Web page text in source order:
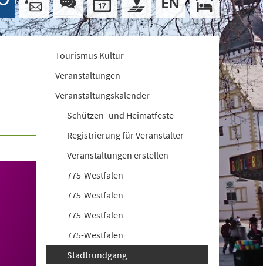
Tourismus Kultur
Veranstaltungen
Veranstaltungskalender
Schützen- und Heimatfeste
Registrierung für Veranstalter
Veranstaltungen erstellen
775-Westfalen
775-Westfalen
775-Westfalen
775-Westfalen
Stadtrundgang